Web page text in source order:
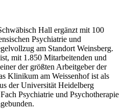
Hall ergänzt mit 100
Psychiatrie und
am Standort Weinsberg.
mit 1.850 Mitarbeitenden und
der größten Arbeitgeber der
Klinikum am Weissenhof ist als
der Universität Heidelberg
Psychiatrie und Psychotherapie